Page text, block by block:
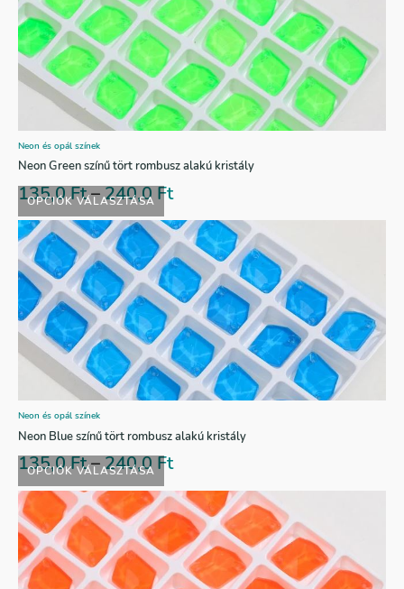
OPCIÓK VÁLASZTÁSA
Neon és opál színek
Neon Green színű tört rombusz alakú kristály
135,0Ft–240,0Ft
OPCIÓK VÁLASZTÁSA
Neon és opál színek
Neon Blue színű tört rombusz alakú kristály
135,0Ft–240,0Ft